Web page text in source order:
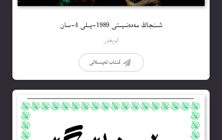
شىنجاڭ مەدەنىيىتى 1989-يىلى 4-سان
ئۇيغۇر
كىتاب تەپسىلاتى